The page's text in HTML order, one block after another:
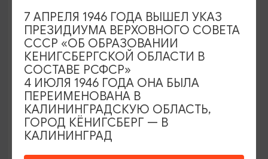
КОНЦЕРТЫ
Звучащие сады
09.08.2026 18:00
Калининград, Собор на острове Канта
ОТ 500₽
7 АПРЕЛЯ 1946 ГОДА ВЫШЕЛ УКАЗ
ПРЕЗИДИУМА ВЕРХОВНОГО СОВЕТА
СССР «ОБ ОБРАЗОВАНИИ
КЕНИГСБЕРГСКОЙ ОБЛАСТИ В
СОСТАВЕ РСФСР»
4 ИЮЛЯ 1946 ГОДА ОНА БЫЛА
ПЕРЕИМЕНОВАНА В
КАЛИНИНГРАДСКУЮ ОБЛАСТЬ,
ГОРОД КЁНИГСБЕРГ — В
КАЛИНИНГРАД